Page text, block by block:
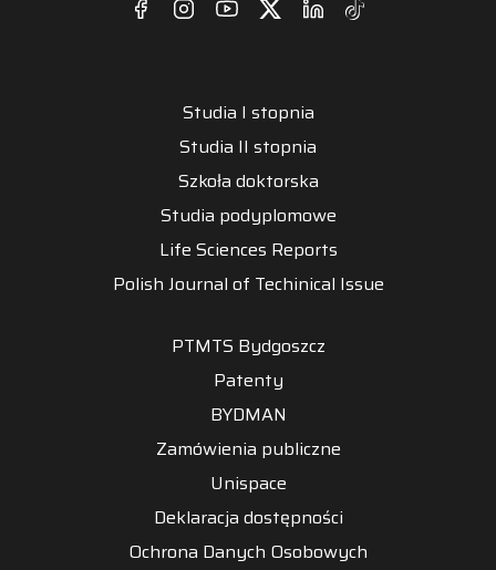
Studia I stopnia
Studia II stopnia
Szkoła doktorska
Studia podyplomowe
Life Sciences Reports
Polish Journal of Techinical Issue
PTMTS Bydgoszcz
Patenty
BYDMAN
Zamówienia publiczne
Unispace
Deklaracja dostępności
Ochrona Danych Osobowych